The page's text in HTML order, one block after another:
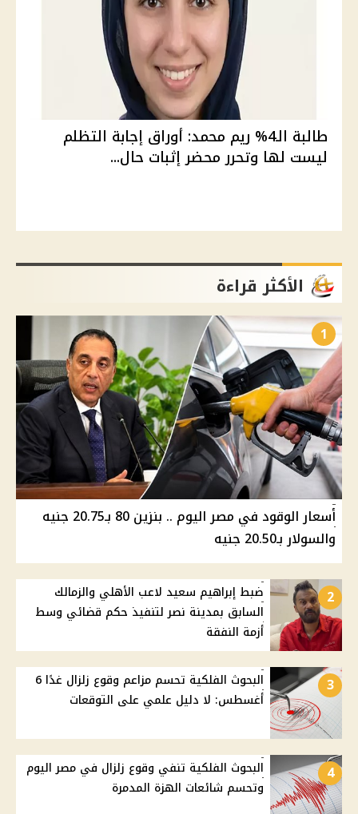
طالبة الـ4% ريم محمد: أوراق إجابة التظلم
ليست لها وتحرر محضر إثبات حال...
الأكثر قراءة
1
أسعار الوقود في مصر اليوم .. بنزين 80 بـ20.75 جنيه
والسولار بـ20.50 جنيه
2
ضبط إبراهيم سعيد لاعب الأهلي والزمالك
السابق بمدينة نصر لتنفيذ حكم قضائي وسط
أزمة النفقة
3
البحوث الفلكية تحسم مزاعم وقوع زلزال غدًا 6
أغسطس: لا دليل علمي على التوقعات
4
البحوث الفلكية تنفي وقوع زلزال في مصر اليوم
وتحسم شائعات الهزة المدمرة